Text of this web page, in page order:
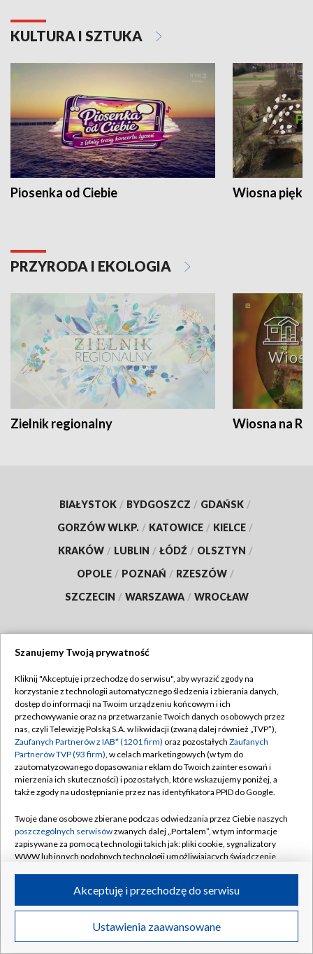
KULTURA I SZTUKA
Piosenka od Ciebie Wiosna
PRZYRODA I EKOLOGIA
Zielnik regionalny Wiosna na
BIAŁYSTOK / BYDGOSZCZ / GDAŃSK /
GORZÓW WLKP. / KATOWICE / KIELCE /
KRAKÓW / LUBLIN / ŁÓDŹ / OLSZTYN /
OPOLE / POZNAŃ / RZESZÓW /
SZCZECIN / WARSZAWA / WROCŁAW
TVP
Abonament TVP
Emisja w TVP
Centrum informacji TVP
Naziemna Telewizja Cyfrowa
Rada Programowa
System NOS
Informacje o nadawcy
Program dla prasy
Ogłoszenie przetargowe
Regulamin TVP
Polityka prywatności
Moje zgody
Pomoc
Kontakt
Kanały
©2026 Telewizja Polska S.A. w likwidacji
Szanujemy Twoją prywatność
Kliknij "Akceptuję i przechodzę do serwisu", aby wyrazić zgody na
korzystanie z technologii automatycznego śledzenia i zbierania danych,
dostęp do informacji na Twoim urządzeniu końcowym i ich
przechowywanie oraz na przetwarzanie Twoich danych osobowych przez
nas, czyli Telewizję Polską S.A. w likwidacji (zwaną dalej również „TVP”),
Zaufanych Partnerów z IAB* (1201 firm) oraz pozostałych Zaufanych
Partnerów TVP (93 firm), w celach marketingowych (w tym do
zautomatyzowanego dopasowania reklam do Twoich zainteresowań i
mierzenia ich skuteczności) i pozostałych, które wskazujemy poniżej, a
także zgody na udostępnianie przez nas identyfikatora PPID do Google.
Twoje dane osobowe zbierane podczas odwiedzania przez Ciebie naszych
poszczególnych serwisówzwanych dalej „Portalem”, w tym informacje
zapisywane za pomocą technologii takich jak: pliki cookie, sygnalizatory
WWW lub innych podobnych technologii umożliwiających świadczenie
ruchu w Internecie.
Twoje dane osobowe zbierane podczas odwiedzania przez Ciebie
poszczególnych serwisówna Portalu, takie jak adresy IP, identyfikatory
Ustawienia zaawansowane
Akceptuję i przechodzę do serwisu